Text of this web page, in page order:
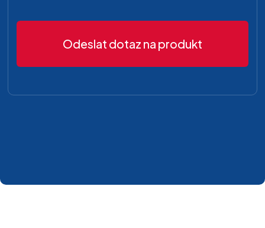
Odeslat dotaz na produkt